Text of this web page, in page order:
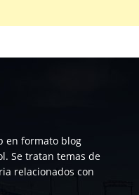
en formato blog
Se tratan temas de
relacionados con